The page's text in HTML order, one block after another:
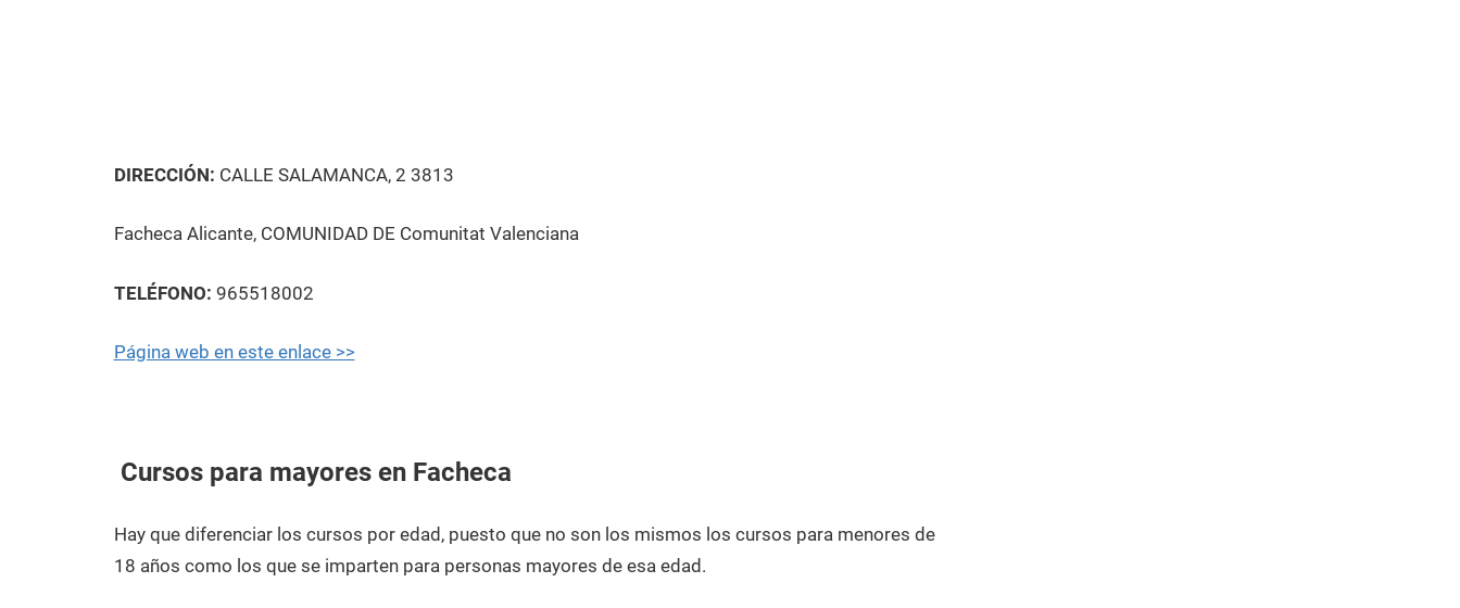
DIRECCIÓN: CALLE SALAMANCA, 2 3813
Facheca Alicante, COMUNIDAD DE Comunitat Valenciana
TELÉFONO: 965518002
Página web en este enlace >>
Cursos para mayores en Facheca
Hay que diferenciar los cursos por edad, puesto que no son los mismos los cursos para menores de
18 años como los que se imparten para personas mayores de esa edad.